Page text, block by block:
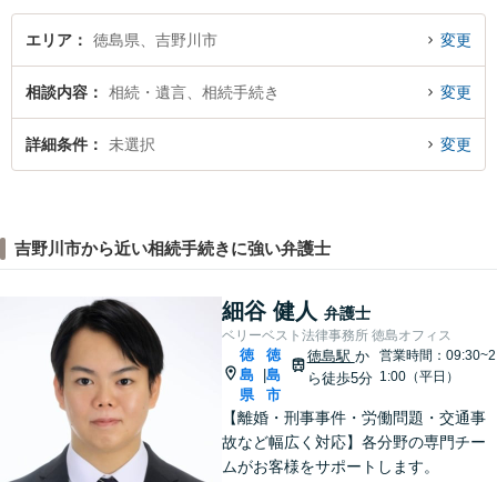
エリア 徳島県、吉野川市 変更
相談内容 相続・遺言、相続手続き 変更
詳細条件 未選択 変更
吉野川市から近い相続手続きに強い弁護士
細谷 健人 弁護士
ベリーベスト法律事務所 徳島オフィス
徳
島
県
徳
島
市
徳島駅 か
ら徒歩5分
営業時間：09:30~2
1:00（平日）
【離婚・刑事事件・労働問題・交通事
故など幅広く対応】各分野の専門チー
ムがお客様をサポートします。